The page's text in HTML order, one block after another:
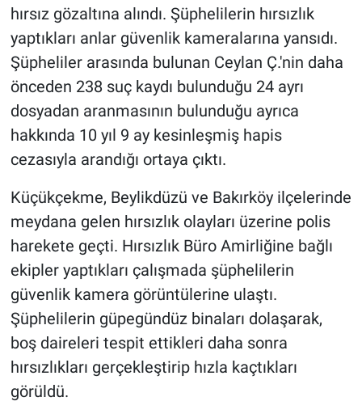
hırsız gözaltına alındı. Şüphelilerin hırsızlık
yaptıkları anlar güvenlik kameralarına yansıdı.
Şüpheliler arasında bulunan Ceylan Ç.'nin daha
önceden 238 suç kaydı bulunduğu 24 ayrı
dosyadan aranmasının bulunduğu ayrıca
hakkında 10 yıl 9 ay kesinleşmiş hapis
cezasıyla arandığı ortaya çıktı.
Küçükçekme, Beylikdüzü ve Bakırköy ilçelerinde
meydana gelen hırsızlık olayları üzerine polis
harekete geçti. Hırsızlık Büro Amirliğine bağlı
ekipler yaptıkları çalışmada şüphelilerin
güvenlik kamera görüntülerine ulaştı.
Şüphelilerin güpegündüz binaları dolaşarak,
boş daireleri tespit ettikleri daha sonra
hırsızlıkları gerçekleştirip hızla kaçtıkları
görüldü.
Gündem Özel
Günün görüntüsü
Haber
İlan
Koronavirüs
Kültür Sanat
Nedir
Popüler